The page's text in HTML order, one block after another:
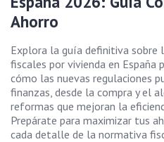
Ahorro
Explora la guía definitiva sobre
fiscales por vivienda en España
cómo las nuevas regulaciones
finanzas, desde la compra y el
reformas que mejoran la
Prepárate para maximizar tus
cada detalle de la normativa